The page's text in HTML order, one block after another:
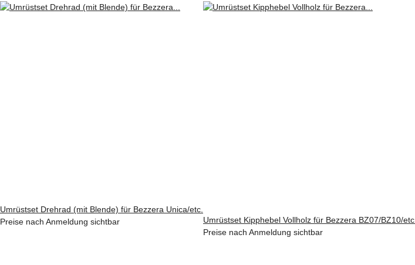
Umrüstset Drehrad (mit Blende) für Bezzera Unica/etc.
Preise nach Anmeldung sichtbar
Umrüstset Kipphebel Vollholz für Bezzera BZ07/BZ10/etc.
Preise nach Anmeldung sichtbar